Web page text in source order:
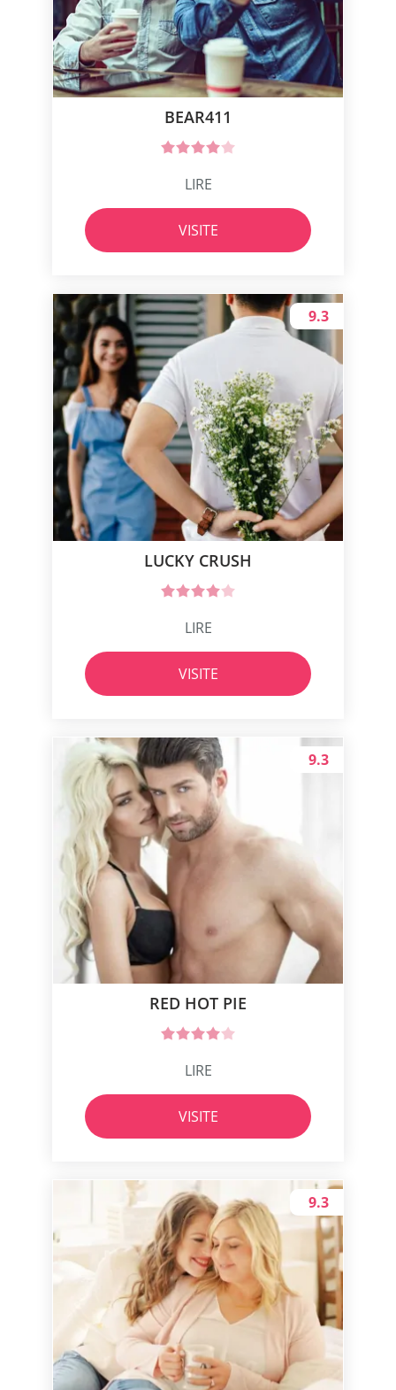
BEAR411
LIRE
VISITE
LUCKY CRUSH
9.3
LIRE
VISITE
RED HOT PIE
9.3
LIRE
VISITE
9.3